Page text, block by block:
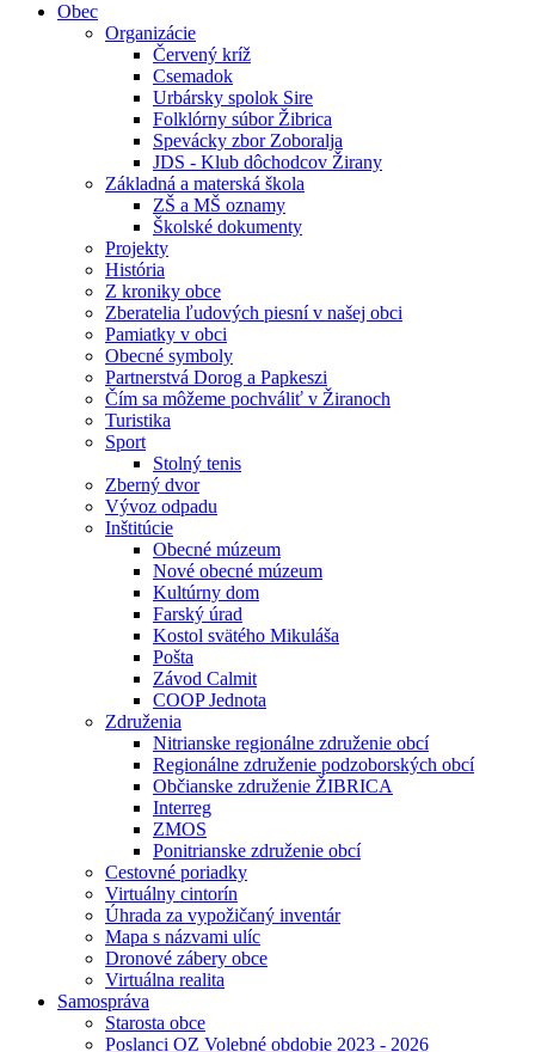
Obec
Organizácie
Červený kríž
Csemadok
Urbársky spolok Sire
Folklórny súbor Žibrica
Spevácky zbor Zoboralja
JDS - Klub dôchodcov Žirany
Základná a materská škola
ZŠ a MŠ oznamy
Školské dokumenty
Projekty
História
Z kroniky obce
Zberatelia ľudových piesní v našej obci
Pamiatky v obci
Obecné symboly
Partnerstvá Dorog a Papkeszi
Čím sa môžeme pochváliť v Žiranoch
Turistika
Sport
Stolný tenis
Zberný dvor
Vývoz odpadu
Inštitúcie
Obecné múzeum
Nové obecné múzeum
Kultúrny dom
Farský úrad
Kostol svätého Mikuláša
Pošta
Závod Calmit
COOP Jednota
Združenia
Nitrianske regionálne združenie obcí
Regionálne združenie podzoborských obcí
Občianske združenie ŽIBRICA
Interreg
ZMOS
Ponitrianske združenie obcí
Cestovné poriadky
Virtuálny cintorín
Úhrada za vypožičaný inventár
Mapa s názvami ulíc
Dronové zábery obce
Virtuálna realita
Samospráva
Starosta obce
Poslanci OZ Volebné obdobie 2023 - 2026